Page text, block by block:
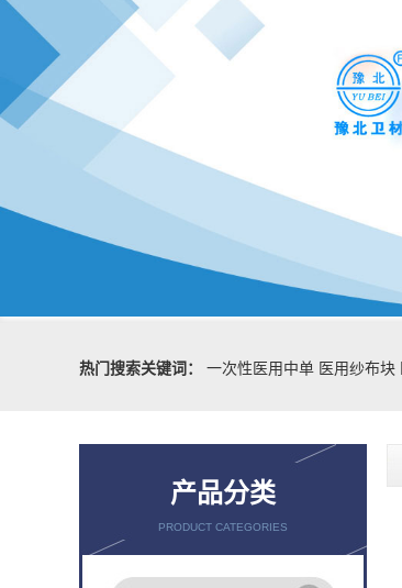
热门搜索关键词：
一次性医用中单 医用纱布块
产品分类
PRODUCT CATEGORIES